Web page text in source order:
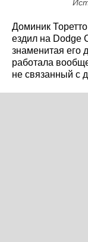
Доминик
ездил на Dodge
знаменитая его
работала
не связанный с